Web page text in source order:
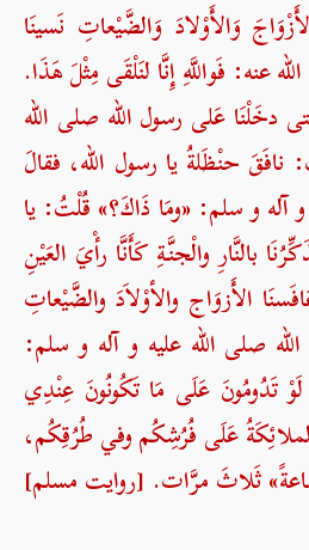
وَالأَوْلادَ وَالضَّيْعاتِ نَسينَا
عنه: فَواللَّهِ إِنَّا لنَلْقَى مِثْلَ هَذَا.
دخَلْنَا عَلى رسول الله صلی الله
حنْظَلةُ يا رسول الله، فقالَ
و آله و سلم: «ومَا ذَاكَ؟» قُلْتُ: يا
بالنَّارِ والْجنَّةِ كَأَنَّا رأْيَ العَيْنِ
الأَزوَاج والأوْلاَدَ والضَّيْعاتِ
صلی الله علیه و آله و سلم:
تَدُومُونَ عَلَى مَا تَكُونُونَ عِنْدِي
عَلَى فُرُشِكُم وفي طُرُقِكُم،
ثَلاثَ مرَّات. [روایت مسلم]